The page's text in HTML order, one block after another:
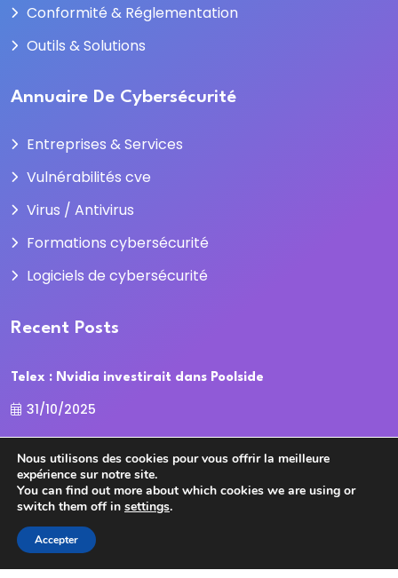
Conformité & Réglementation
Outils & Solutions
Annuaire De Cybersécurité
Entreprises & Services
Vulnérabilités cve
Virus / Antivirus
Formations cybersécurité
Logiciels de cybersécurité
Recent Posts
Telex : Nvidia investirait dans Poolside
31/10/2025
La Cour des comptes recadre la
31/10/2025
Nous utilisons des cookies pour vous offrir la meilleure
expérience sur notre site.
You can find out more about which cookies we are using or
switch them off in settings.
Accepter